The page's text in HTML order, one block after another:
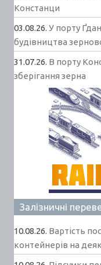
Констанци
03.08.26. У порту
будівництва
31.07.26. В порту
зберігання зерна
Залізничні
10.08.26. Вартість
контейнерів на